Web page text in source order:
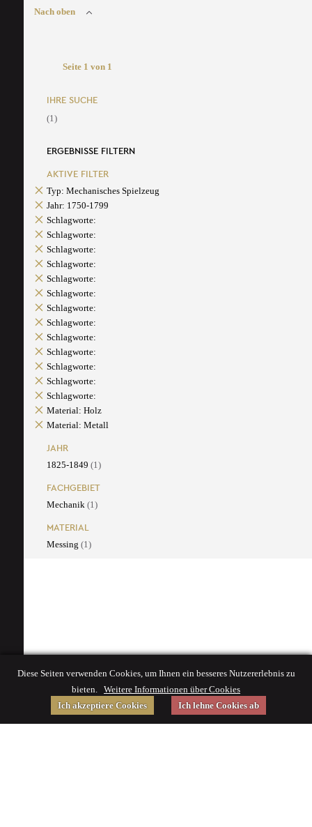
Nach oben
Seite 1 von 1
IHRE SUCHE
(1)
ERGEBNISSE FILTERN
AKTIVE FILTER
Typ: Mechanisches Spielzeug
Jahr: 1750-1799
Schlagworte:
Schlagworte:
Schlagworte:
Schlagworte:
Schlagworte:
Schlagworte:
Schlagworte:
Schlagworte:
Schlagworte:
Schlagworte:
Schlagworte:
Schlagworte:
Schlagworte:
Material: Holz
Material: Metall
JAHR
1825-1849 (1)
FACHGEBIET
Mechanik (1)
MATERIAL
Messing (1)
Diese Seiten verwenden Cookies, um Ihnen ein besseres Nutzererlebnis zu
bieten. Weitere Informationen über Cookies
Ich akzeptiere Cookies
Ich lehne Cookies ab